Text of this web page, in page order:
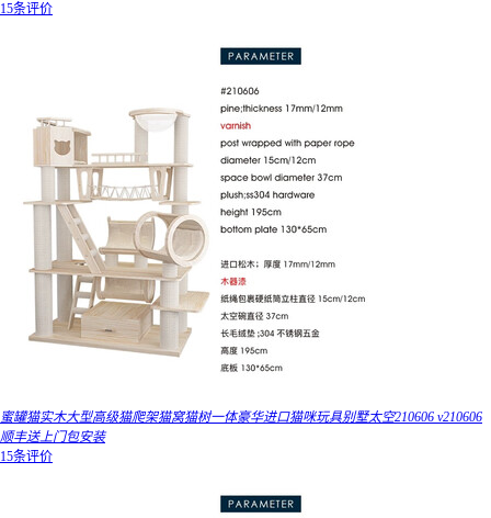
15条评价
蜜罐猫实木大型高级猫爬架猫窝猫树一体豪华进口猫咪玩具别墅太空210606 v210606
顺丰送上门包安装
15条评价